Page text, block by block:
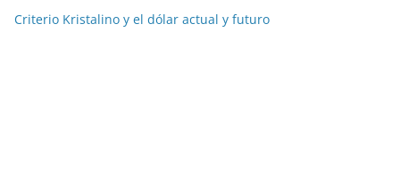
Criterio Kristalino y el dólar actual y futuro